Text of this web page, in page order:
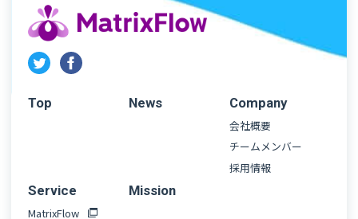
Top News
Company
会社概要
チームメンバー
採用情報
Service
MatrixFlow
Mission